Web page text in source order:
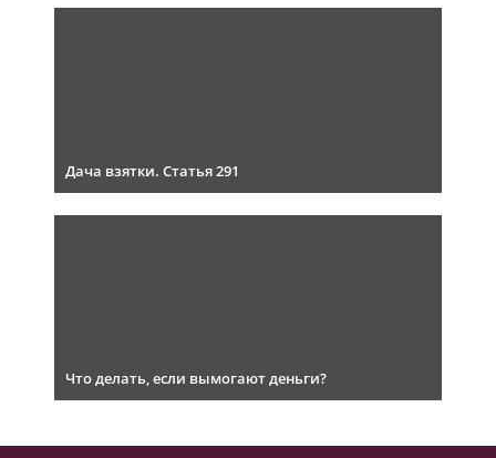
Дача взятки. Статья 291
Что делать, если вымогают деньги?